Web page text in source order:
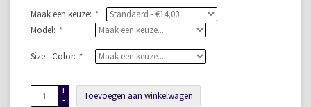
Maak een keuze: *
Model: *
Size - Color: *
+
-
Toevoegen aan winkelwagen